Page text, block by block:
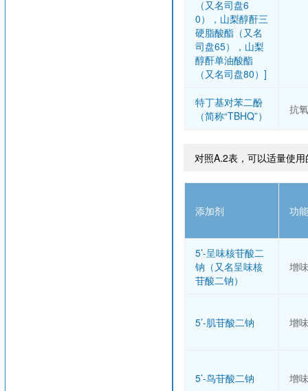
（又名司盘6
0），山梨醇酐三
硬脂酸酯（又名
司盘65），山梨
醇酐单油酸酯
（又名司盘80）]
特丁基对苯二酚
（简称“TBHQ”）
抗
对照A.2表，可以适量使
添加剂 功能
5’-呈味核苷酸二
钠（又名呈味核
苷酸二钠）
增
5’-肌苷酸二钠 增
5’-鸟苷酸二钠 增